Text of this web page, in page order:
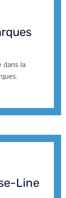
dans la
Line